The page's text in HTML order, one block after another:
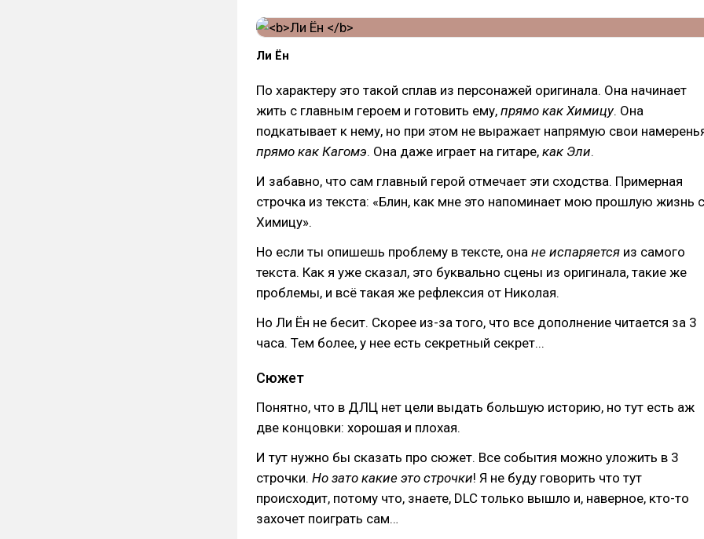
Ли Ён
По характеру это такой сплав из персонажей оригинала. Она начинает
жить с главным героем и готовить ему, прямо как Химицу. Она
подкатывает к нему, но при этом не выражает напрямую свои
прямо как Кагомэ. Она даже играет на гитаре, как Эли.
И забавно, что сам главный герой отмечает эти сходства. Примерная
строчка из текста: «Блин, как мне это напоминает мою прошлую жизнь с
Химицу».
Но если ты опишешь проблему в тексте, она не испаряется из самого
текста. Как я уже сказал, это буквально сцены из оригинала, такие же
проблемы, и всё такая же рефлексия от Николая.
Но Ли Ён не бесит. Скорее из-за того, что все дополнение читается за 3
часа. Тем более, у нее есть секретный секрет...
Сюжет
Понятно, что в ДЛЦ нет цели выдать большую историю, но тут есть аж
две концовки: хорошая и плохая.
И тут нужно бы сказать про сюжет. Все события можно уложить в 3
строчки. Но зато какие это строчки! Я не буду говорить что тут
происходит, потому что, знаете, DLC только вышло и, наверное, кто-то
захочет поиграть сам…